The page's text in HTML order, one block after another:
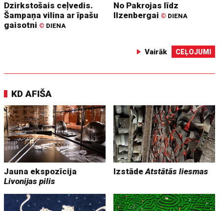
Dzirkstošais ceļvedis.
Šampaņa vilina ar īpašu
gaisotni © DIENA
No Pakrojas līdz
Ilzenbergai © DIENA
Vairāk CEĻOJUMI
KD AFIŠA
Jauna ekspozīcija
Livonijas pilis
IzstādeAtstātās liesmas